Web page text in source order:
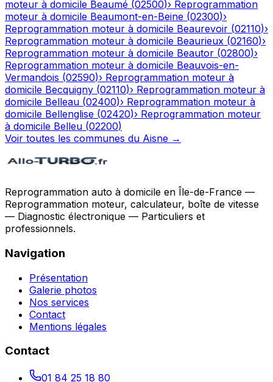
moteur à domicile Beaumé (02500)› Reprogrammation
moteur à domicile Beaumont-en-Beine (02300)›
Reprogrammation moteur à domicile Beaurevoir (02110)›
Reprogrammation moteur à domicile Beaurieux (02160)›
Reprogrammation moteur à domicile Beautor (02800)›
Reprogrammation moteur à domicile Beauvois-en-
Vermandois (02590)› Reprogrammation moteur à
domicile Becquigny (02110)› Reprogrammation moteur à
domicile Belleau (02400)› Reprogrammation moteur à
domicile Bellenglise (02420)› Reprogrammation moteur
à domicile Belleu (02200)
Voir toutes les communes du Aisne →
Reprogrammation auto à domicile en Île-de-France —
Reprogrammation moteur, calculateur, boîte de vitesse
— Diagnostic électronique — Particuliers et
professionnels.
Navigation
Présentation
Galerie photos
Nos services
Contact
Mentions légales
Contact
01 84 25 18 80